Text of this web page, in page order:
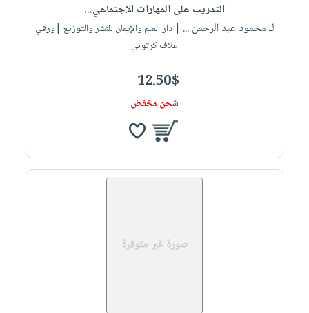
التدريب على المهارات الإجتماعي...
لـ محمود عبد الرحمن ... | دار العلم والإيمان للنشر والتوزيع |ورقي
غلاف كرتوني
12.50$
شحن مخفض